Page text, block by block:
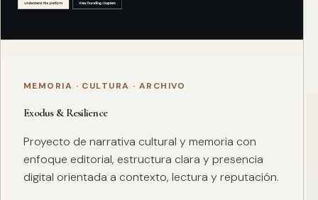
MEMORIA · CULTURA · ARCHIVO
Exodus & Resilience
Proyecto de narrativa cultural y memoria con
enfoque editorial, estructura clara y presencia
digital orientada a contexto, lectura y reputación.